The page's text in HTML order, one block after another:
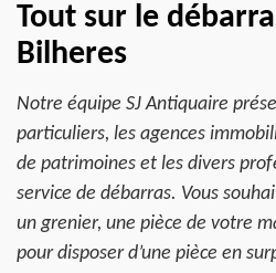
Tout sur le
Bilheres
Notre équipe SJ Antiquaire
particuliers, les agences
de patrimoines et les divers
service de débarras. Vous
un grenier, une pièce de votre
pour disposer d’une pièce en